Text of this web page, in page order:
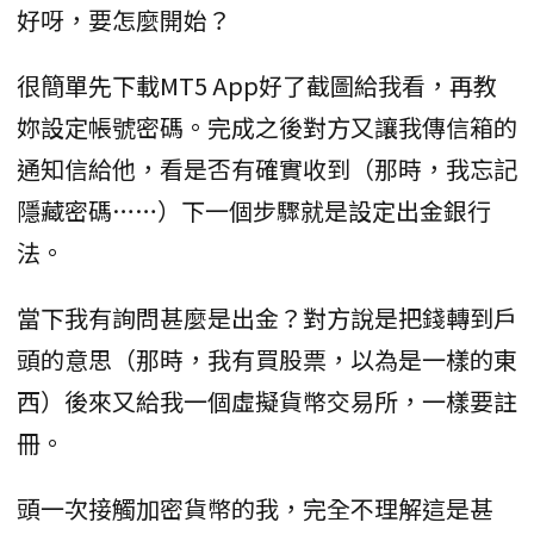
好呀，要怎麼開始？
很簡單先下載MT5 App好了截圖給我看，再教
妳設定帳號密碼。完成之後對方又讓我傳信箱的
通知信給他，看是否有確實收到（那時，我忘記
隱藏密碼……）下一個步驟就是設定出金銀行
法。
當下我有詢問甚麼是出金？對方說是把錢轉到戶
頭的意思（那時，我有買股票，以為是一樣的東
西）後來又給我一個虛擬貨幣交易所，一樣要註
冊。
頭一次接觸加密貨幣的我，完全不理解這是甚